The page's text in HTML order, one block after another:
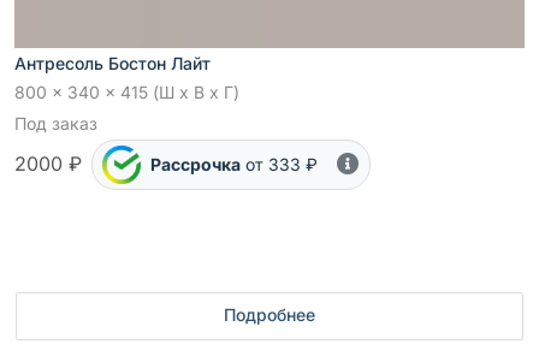
Антресоль Бостон Лайт
800 x 340 x 415 (Ш x В x Г)
Под заказ
2000 ₽ Рассрочка от 333 ₽
Подробнее